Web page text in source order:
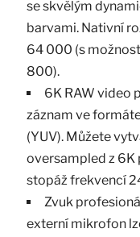
se skvělým
barvami. Nativní
64 000 (s
800).
6K RAW video
záznam ve
(YUV). Můžete
oversampled z
stopáž frekvencí
Zvuk
externí mikrofon